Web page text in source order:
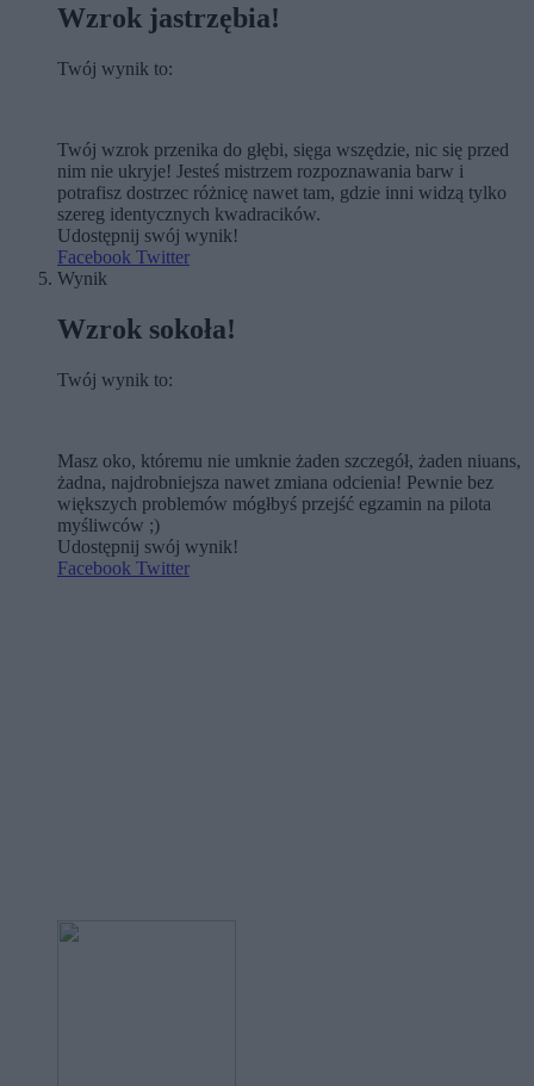
Wzrok jastrzębia!
Twój wynik to:
Twój wzrok przenika do głębi, sięga wszędzie, nic się przed
nim nie ukryje! Jesteś mistrzem rozpoznawania barw i
potrafisz dostrzec różnicę nawet tam, gdzie inni widzą tylko
szereg identycznych kwadracików.
Udostępnij swój wynik!
Facebook Twitter
Wynik
Wzrok sokoła!
Twój wynik to:
Masz oko, któremu nie umknie żaden szczegół, żaden niuans,
żadna, najdrobniejsza nawet zmiana odcienia! Pewnie bez
większych problemów mógłbyś przejść egzamin na pilota
myśliwców ;)
Udostępnij swój wynik!
Facebook Twitter